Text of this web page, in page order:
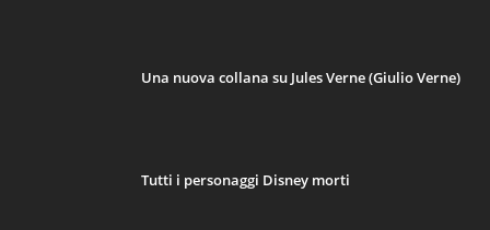
Una nuova collana su Jules Verne (Giulio Verne)
Tutti i personaggi Disney morti